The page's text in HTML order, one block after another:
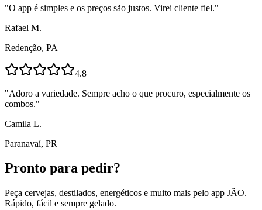
"O app é simples e os preços são justos. Virei cliente fiel."
Rafael M.
Redenção, PA
4.8
"Adoro a variedade. Sempre acho o que procuro, especialmente os
combos."
Camila L.
Paranavaí, PR
Pronto para pedir?
Peça cervejas, destilados, energéticos e muito mais pelo app JÃO.
Rápido, fácil e sempre gelado.